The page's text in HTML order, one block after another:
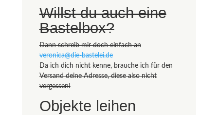
Willst du auch eine
Bastelbox?
Dann schreib mir doch einfach an
veronica@die-bastelei.de
Da ich dich nicht kenne, brauche ich für den
Versand deine Adresse, diese also nicht
vergessen!
Objekte leihen